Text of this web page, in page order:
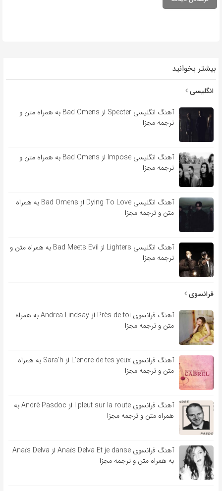
بیشتر بخوانید
انگلیسی
آهنگ انگلیسی Specter از Bad Omens به همراه متن و
ترجمه مجزا
آهنگ انگلیسی Impose از Bad Omens به همراه متن و
ترجمه مجزا
آهنگ انگلیسی Dying To Love از Bad Omens به همراه
متن و ترجمه مجزا
آهنگ انگلیسی Lighters از Bad Meets Evil به همراه متن و
ترجمه مجزا
فرانسوی
آهنگ فرانسوی Près de toi از Andrea Lindsay به همراه
متن و ترجمه مجزا
آهنگ فرانسوی L’encre de tes yeux از Sara’h به همراه
متن و ترجمه مجزا
آهنگ فرانسوی l pleut sur la route از André Pasdoc به
همراه متن و ترجمه مجزا
آهنگ فرانسوی Anaïs Delva Et je danse از Anaïs Delva
به همراه متن و ترجمه مجزا